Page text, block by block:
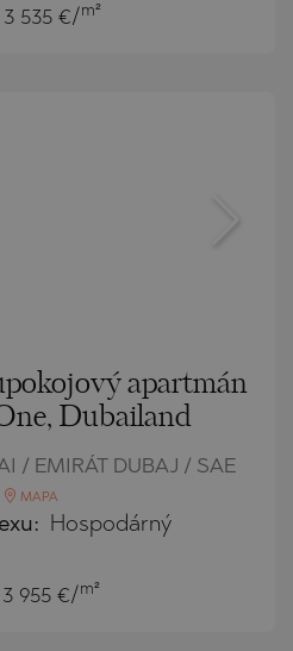
535 €/ m²
apartmán
Dubailand
/ EMIRÁT DUBAJ / SAE
MAPA
Hospodárný
955 €/ m²